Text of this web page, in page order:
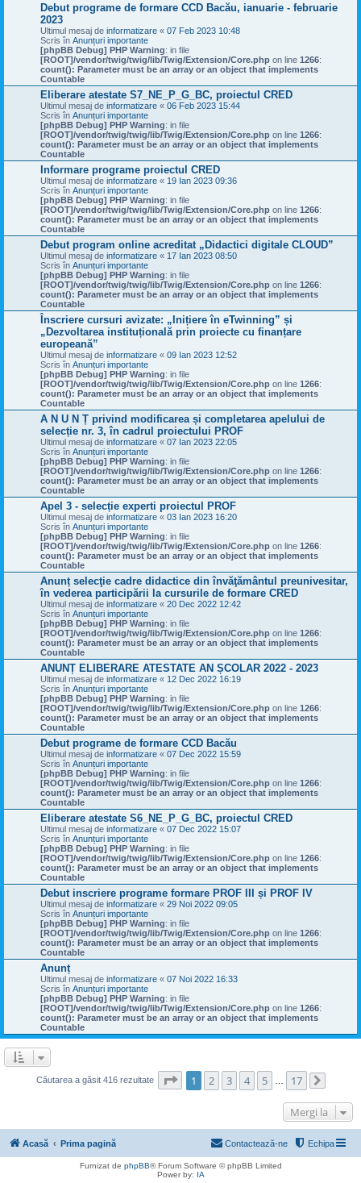
Debut programe de formare CCD Bacău, ianuarie - februarie
2023
Ultimul mesaj de informatizare « 07 Feb 2023 10:48
Scris în Anunțuri importante
[phpBB Debug] PHP Warning: in file
[ROOT]/vendor/twig/twig/lib/Twig/Extension/Core.php on line 1266:
count(): Parameter must be an array or an object that implements
Countable
Eliberare atestate S7_NE_P_G_BC, proiectul CRED
Ultimul mesaj de informatizare « 06 Feb 2023 15:44
Scris în Anunțuri importante
[phpBB Debug] PHP Warning: in file
[ROOT]/vendor/twig/twig/lib/Twig/Extension/Core.php on line 1266:
count(): Parameter must be an array or an object that implements
Countable
Informare programe proiectul CRED
Ultimul mesaj de informatizare « 19 Ian 2023 09:36
Scris în Anunțuri importante
[phpBB Debug] PHP Warning: in file
[ROOT]/vendor/twig/twig/lib/Twig/Extension/Core.php on line 1266:
count(): Parameter must be an array or an object that implements
Countable
Debut program online acreditat „Didactici digitale CLOUD”
Ultimul mesaj de informatizare « 17 Ian 2023 08:50
Scris în Anunțuri importante
[phpBB Debug] PHP Warning: in file
[ROOT]/vendor/twig/twig/lib/Twig/Extension/Core.php on line 1266:
count(): Parameter must be an array or an object that implements
Countable
Înscriere cursuri avizate: „Inițiere în eTwinning” și
„Dezvoltarea instituțională prin proiecte cu finanțare
europeană”
Ultimul mesaj de informatizare « 09 Ian 2023 12:52
Scris în Anunțuri importante
[phpBB Debug] PHP Warning: in file
[ROOT]/vendor/twig/twig/lib/Twig/Extension/Core.php on line 1266:
count(): Parameter must be an array or an object that implements
Countable
A N U N Ț privind modificarea și completarea apelului de
selecție nr. 3, în cadrul proiectului PROF
Ultimul mesaj de informatizare « 07 Ian 2023 22:05
Scris în Anunțuri importante
[phpBB Debug] PHP Warning: in file
[ROOT]/vendor/twig/twig/lib/Twig/Extension/Core.php on line 1266:
count(): Parameter must be an array or an object that implements
Countable
Apel 3 - selecție experti proiectul PROF
Ultimul mesaj de informatizare « 03 Ian 2023 16:20
Scris în Anunțuri importante
[phpBB Debug] PHP Warning: in file
[ROOT]/vendor/twig/twig/lib/Twig/Extension/Core.php on line 1266:
count(): Parameter must be an array or an object that implements
Countable
Anunț selecţie cadre didactice din învăţământul preunivesitar,
în vederea participării la cursurile de formare CRED
Ultimul mesaj de informatizare « 20 Dec 2022 12:42
Scris în Anunțuri importante
[phpBB Debug] PHP Warning: in file
[ROOT]/vendor/twig/twig/lib/Twig/Extension/Core.php on line 1266:
count(): Parameter must be an array or an object that implements
Countable
ANUNȚ ELIBERARE ATESTATE AN ȘCOLAR 2022 - 2023
Ultimul mesaj de informatizare « 12 Dec 2022 16:19
Scris în Anunțuri importante
[phpBB Debug] PHP Warning: in file
[ROOT]/vendor/twig/twig/lib/Twig/Extension/Core.php on line 1266:
count(): Parameter must be an array or an object that implements
Countable
Debut programe de formare CCD Bacău
Ultimul mesaj de informatizare « 07 Dec 2022 15:59
Scris în Anunțuri importante
[phpBB Debug] PHP Warning: in file
[ROOT]/vendor/twig/twig/lib/Twig/Extension/Core.php on line 1266:
count(): Parameter must be an array or an object that implements
Countable
Eliberare atestate S6_NE_P_G_BC, proiectul CRED
Ultimul mesaj de informatizare « 07 Dec 2022 15:07
Scris în Anunțuri importante
[phpBB Debug] PHP Warning: in file
[ROOT]/vendor/twig/twig/lib/Twig/Extension/Core.php on line 1266:
count(): Parameter must be an array or an object that implements
Countable
Debut inscriere programe formare PROF III și PROF IV
Ultimul mesaj de informatizare « 29 Noi 2022 09:05
Scris în Anunțuri importante
[phpBB Debug] PHP Warning: in file
[ROOT]/vendor/twig/twig/lib/Twig/Extension/Core.php on line 1266:
count(): Parameter must be an array or an object that implements
Countable
Anunț
Ultimul mesaj de informatizare « 07 Noi 2022 16:33
Scris în Anunțuri importante
[phpBB Debug] PHP Warning: in file
[ROOT]/vendor/twig/twig/lib/Twig/Extension/Core.php on line 1266:
count(): Parameter must be an array or an object that implements
Countable
Căutarea a găsit 416 rezultate Pagina1 din 17
1 2 3 4 5 17
Mergi la
Acasă Prima pagină Echipa
Contactează-ne
Furnizat de phpBB® Forum Software © phpBB Limited
Power by: IA